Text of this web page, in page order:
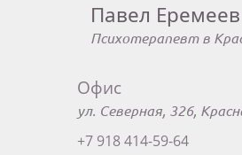
Павел Еремеев
Психотерапевт в
Офис
ул. Северная, 326,
+7 918 414-59-64